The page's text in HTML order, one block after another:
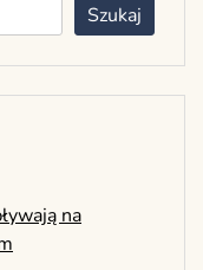
Szukaj
na